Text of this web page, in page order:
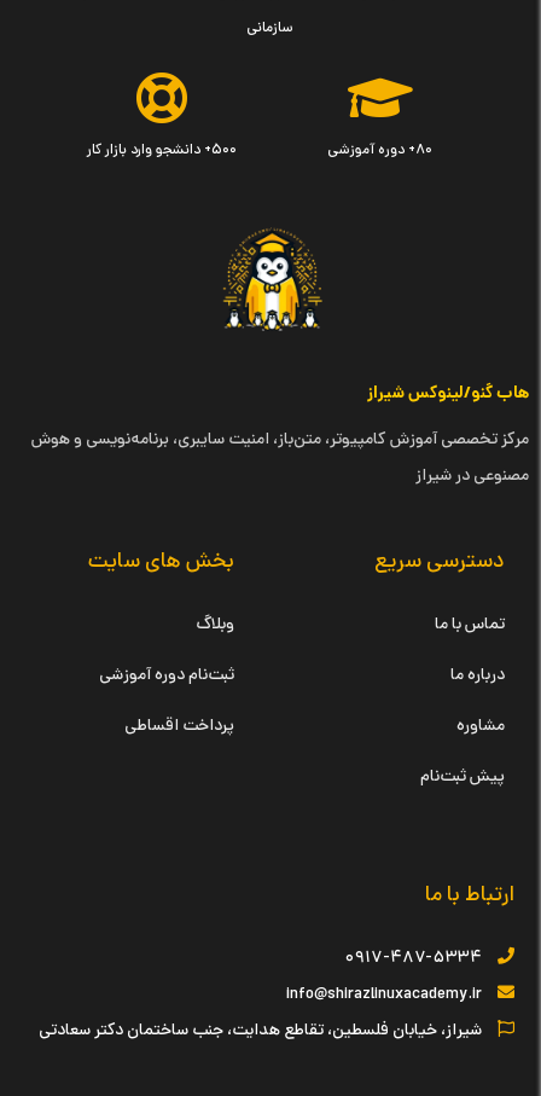
سازمانی
۸۰+ دوره آموزشی ۵۰۰+ دانشجو وارد بازار کار
هاب گنو/لینوکس شیراز
مرکز تخصصی آموزش کامپیوتر، متن‌باز، امنیت سایبری، برنامه‌نویسی و هوش
مصنوعی در شیراز
دسترسی سریع
تماس با ما
درباره ما
مشاوره
پیش ثبت‌نام
بخش های سایت
وبلاگ
ثبت‌نام دوره آموزشی
پرداخت اقساطی
ارتباط با ما
۰۹۱۷-۴۸۷-۵۳۳۴
info@shirazlinuxacademy.ir
شیراز، خیابان فلسطین، تقاطع هدایت، جنب ساختمان دکتر سعادتی